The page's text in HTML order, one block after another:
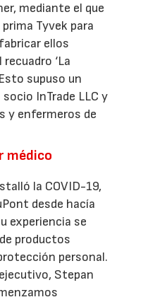
mediante el que
Tyvek para
ellos
‘La
supuso un
InTrade LLC y
y enfermeros de
médico
la COVID-19,
desde hacía
experiencia se
productos
personal.
Stepan